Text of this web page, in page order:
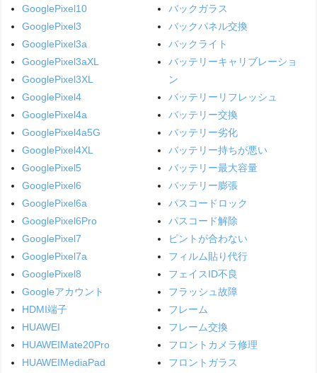
GooglePixel10
GooglePixel3
GooglePixel3a
GooglePixel3aXL
GooglePixel3XL
GooglePixel4
GooglePixel4a
GooglePixel4a5G
GooglePixel4XL
GooglePixel5
GooglePixel6
GooglePixel6a
GooglePixel6Pro
GooglePixel7
GooglePixel7a
GooglePixel8
Googleアカウント
HDMI端子
HUAWEI
HUAWEIMate20Pro
HUAWEIMediaPad
バックガラス
バックパネル交換
バックライト
バッテリーキャリブレーショ
ン
バッテリーリフレッシュ
バッテリー交換
バッテリー劣化
バッテリー持ちが悪い
バッテリー最大容量
バッテリー膨張
パスコードロック
パスコード解除
ピントが合わない
フィルム貼り代行
フェイスID不良
フラッシュ故障
フレーム
フレーム交換
フロントカメラ修理
フロントガラス